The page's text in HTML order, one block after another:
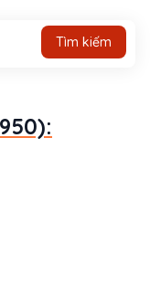
Tìm kiếm